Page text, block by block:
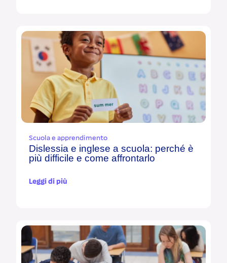
Scuola e apprendimento
Dislessia e inglese a scuola: perché è
più difficile e come affrontarlo
Leggi di più